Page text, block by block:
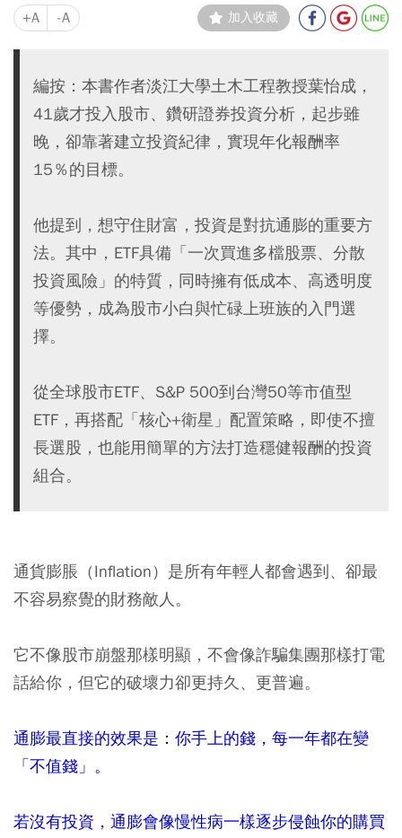
+A -A 加入收藏
編按：本書作者淡江大學土木工程教授葉怡成，
41歲才投入股市、鑽研證券投資分析，起步雖
晚，卻靠著建立投資紀律，實現年化報酬率
15％的目標。
他提到，想守住財富，投資是對抗通膨的重要方
法。其中，ETF具備「一次買進多檔股票、分散
投資風險」的特質，同時擁有低成本、高透明度
等優勢，成為股市小白與忙碌上班族的入門選
擇。
從全球股市ETF、S&P 500到台灣50等市值型
ETF，再搭配「核心+衛星」配置策略，即使不擅
長選股，也能用簡單的方法打造穩健報酬的投資
組合。
通貨膨脹（Inflation）是所有年輕人都會遇到、卻最
不容易察覺的財務敵人。
它不像股市崩盤那樣明顯，不會像詐騙集團那樣打電
話給你，但它的破壞力卻更持久、更普遍。
通膨最直接的效果是：你手上的錢，每一年都在變
「不值錢」。
若沒有投資，通膨會像慢性病一樣逐步侵蝕你的購買